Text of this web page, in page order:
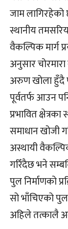
जाम लागिरहेको
स्थानीय
वैकल्पिक मार्ग
अनुसार चोरमारा
अरुण खोला हुँदै
पूर्वतर्फ आउन
प्रभावित
समाधान खोजी
अस्थायी
गरिँदैछ भने
पुल निर्माणको
सो भाँचिएको
अहिले तत्कालै